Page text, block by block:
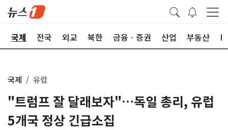
국제 전국 외교 북한 금융ㆍ증권 산업 부동산
국제 유럽
"트럼프 잘 달래보자"…독일 총리, 유럽
5개국 정상 긴급소집